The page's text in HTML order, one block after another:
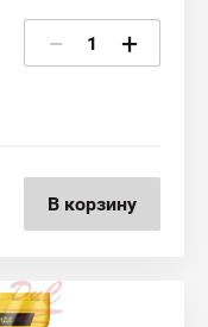
− +
В корзину